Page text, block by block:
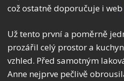
což ostatně doporučuje i web
Už tento první a poměrně
prozářil celý prostor a
vzhled. Před samotným
Anne nejprve pečlivě